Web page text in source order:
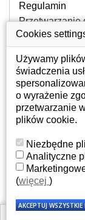
JAK
DO
na spodzie
również
pęknięty
Regulamin
Przetwarzanie
osobowych
Gdzie nas
Twoje konto
Twoje konto
Dane osobowe
Adresy
Historia
Cookies
Używamy
świadczenia
o wyrażenie
przetwarzanie
plików cookie.
Niezbędne
Analityczne
(więcej )